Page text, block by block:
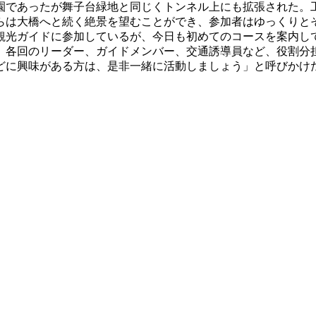
ったが舞子台緑地と同じくトンネル上にも拡張された
大橋へと続く絶景を望むことができ、参加者はゆっくりと
イドに参加しているが、今日も初めてのコースを案内し
のリーダー、ガイドメンバー、交通誘導員など、役割
興味がある方は、是非一緒に活動しましょう」と呼びかけ